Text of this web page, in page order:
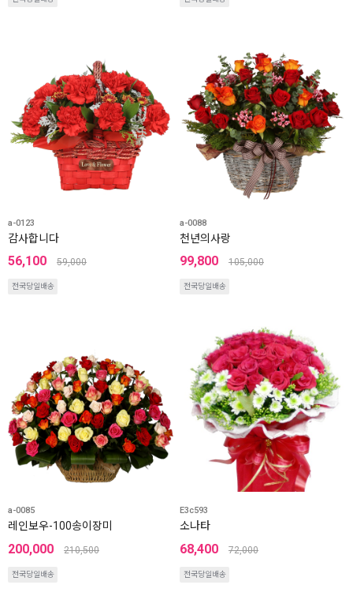
a-0123
감사합니다
56,100 59,000
전국당일배송
a-0088
천년의사랑
99,800 105,000
전국당일배송
a-0085
레인보우-100송이장미
200,000 210,500
전국당일배송
E3c593
소나타
68,400 72,000
전국당일배송